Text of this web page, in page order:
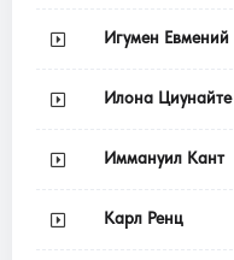
Игумен Евмений
Илона Циунайте
Иммануил Кант
Карл Ренц